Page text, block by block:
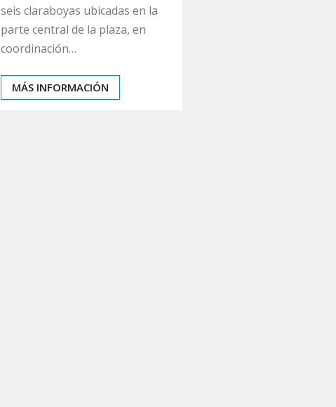
seis claraboyas ubicadas en la
parte central de la plaza, en
coordinación…
MÁS INFORMACIÓN